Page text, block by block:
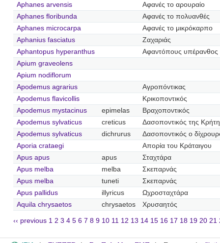
Aphanes arvensis
Αφανές το αρουραίο
Aphanes floribunda
Αφανές το πολυανθές
Aphanes microcarpa
Αφανές το μικρόκαρπο
Aphanius fasciatus
Ζαχαριάς
Aphantopus hyperanthus
Αφαντόπους υπέρανθος
Apium graveolens
Apium nodiflorum
Apodemus agrarius
Αγροπόντικας
Apodemus flavicollis
Κρικοποντικός
Apodemus mystacinus
epimelas
Βραχοποντικός
Apodemus sylvaticus
creticus
Δασοποντικός της
Apodemus sylvaticus
dichrurus
Δασοποντικός ο
Aporia crataegi
Απορία του Κράταιγου
Apus apus
apus
Σταχτάρα
Apus melba
melba
Σκεπαρνάς
Apus melba
tuneti
Σκεπαρνάς
Apus pallidus
illyricus
Ωχροσταχτάρα
Aquila chrysaetos
chrysaetos Χρυσαητός
‹‹ previous 1 2 3 4 5 6 7 8 9 10 11 12 13 14 15 16 17 18 19 20 21